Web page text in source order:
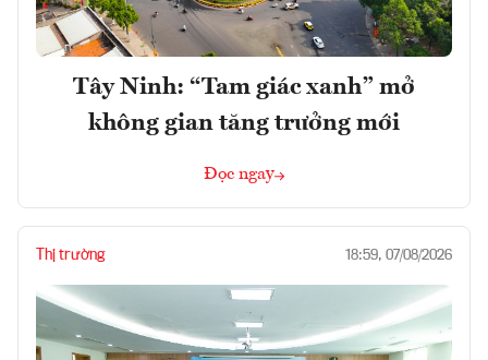
Tây Ninh: “Tam giác xanh” mở
không gian tăng trưởng mới
Đọc ngay
Thị trường 18:59, 07/08/2026